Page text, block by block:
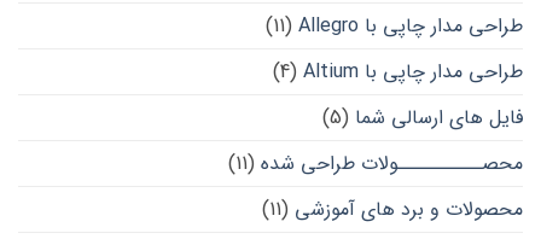
طراحی مدار چاپی با Allegro
(11)
طراحی مدار چاپی با Altium
(4)
فایل های ارسالی شما (5)
محصــــــــــولات طراحی شده (11)
محصولات و برد های آموزشی (11)